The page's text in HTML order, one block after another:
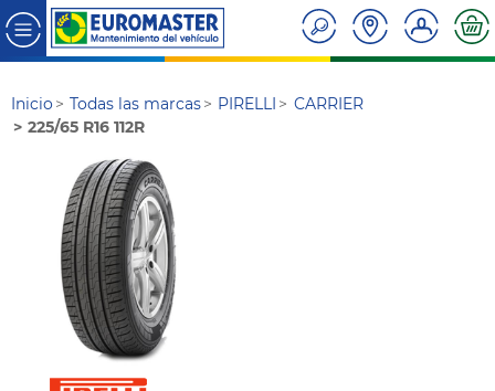
Inicio Todas las marcas PIRELLI
CARRIER
225/65 R16 112R